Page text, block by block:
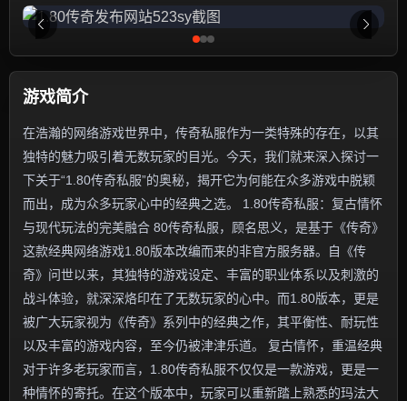
游戏简介
在浩瀚的网络游戏世界中，传奇私服作为一类特殊的存在，以其
独特的魅力吸引着无数玩家的目光。今天，我们就来深入探讨一
下关于“1.80传奇私服”的奥秘，揭开它为何能在众多游戏中脱颖
而出，成为众多玩家心中的经典之选。 1.80传奇私服：复古情怀
与现代玩法的完美融合 80传奇私服，顾名思义，是基于《传奇》
这款经典网络游戏1.80版本改编而来的非官方服务器。自《传
奇》问世以来，其独特的游戏设定、丰富的职业体系以及刺激的
战斗体验，就深深烙印在了无数玩家的心中。而1.80版本，更是
被广大玩家视为《传奇》系列中的经典之作，其平衡性、耐玩性
以及丰富的游戏内容，至今仍被津津乐道。 复古情怀，重温经典
对于许多老玩家而言，1.80传奇私服不仅仅是一款游戏，更是一
种情怀的寄托。在这个版本中，玩家可以重新踏上熟悉的玛法大